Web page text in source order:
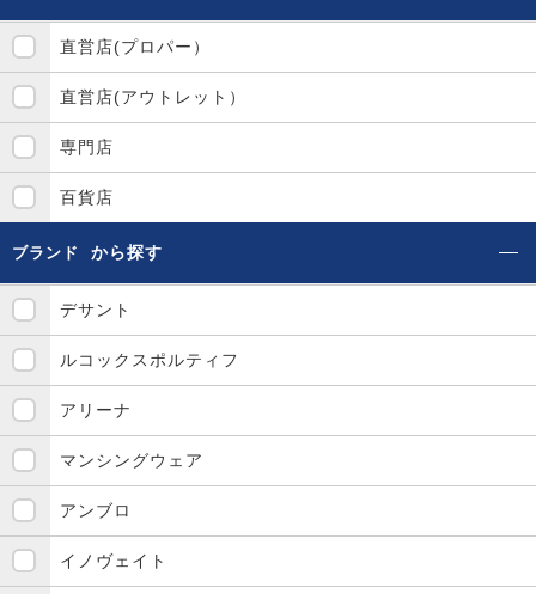
直営店(プロパー）
直営店(アウトレット）
専門店
百貨店
ブランド から探す
デサント
ルコックスポルティフ
アリーナ
マンシングウェア
アンブロ
イノヴェイト